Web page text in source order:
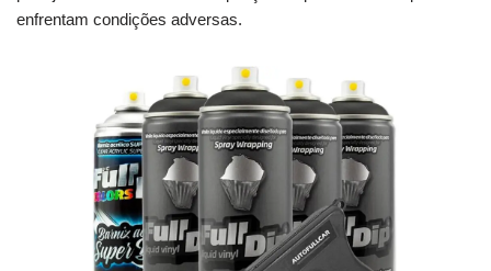
enfrentam condições adversas.